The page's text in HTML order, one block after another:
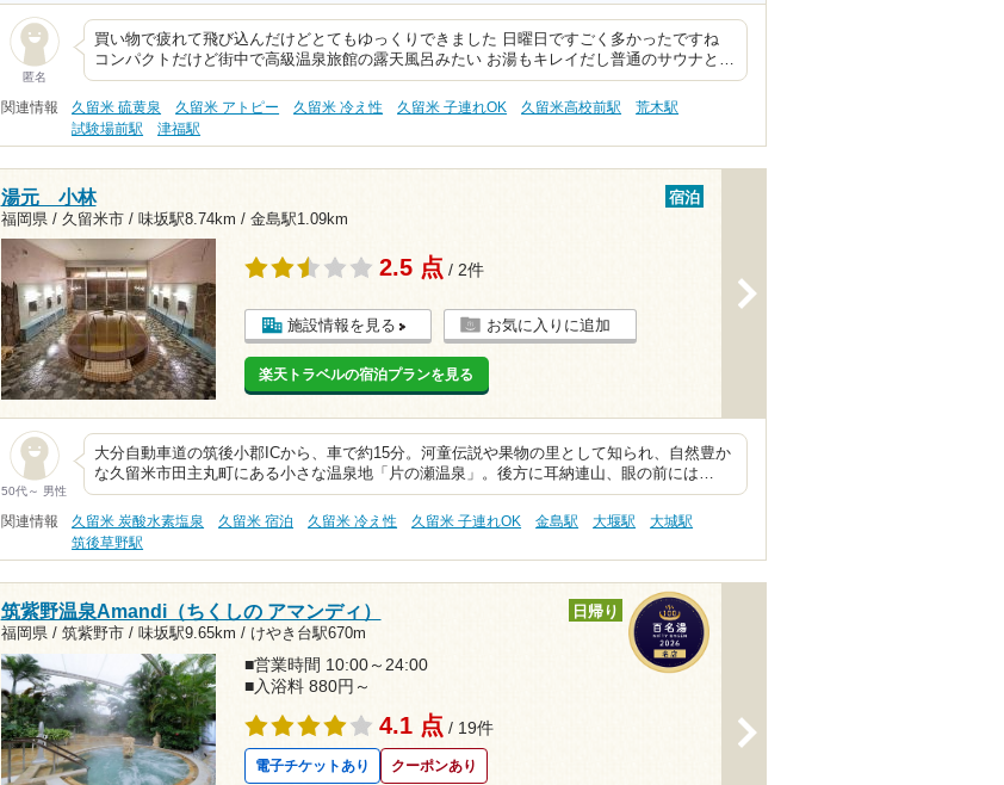
匿名
買い物で疲れて飛び込んだけどとてもゆっくりできました 日曜日ですごく多かったですね
コンパクトだけど街中で高級温泉旅館の露天風呂みたい お湯もキレイだし普通のサウナと…
関連情報 久留米 硫黄泉 久留米 アトピー 久留米 冷え性 久留米 子連れOK 久留米高校前駅
荒木駅
試験場前駅
津福駅
湯元 小林
福岡県 / 久留米市 / 味坂駅8.74km / 金島駅1.09km
宿泊
2.5 点 / 2件
施設情報を見る お気に入りに追加
楽天トラベルの宿泊プランを見る
50代～ 男性
大分自動車道の筑後小郡ICから、車で約15分。河童伝説や果物の里として知られ、自然豊か
な久留米市田主丸町にある小さな温泉地「片の瀬温泉」。後方に耳納連山、眼の前には…
関連情報 久留米 炭酸水素塩泉 久留米 宿泊 久留米 冷え性 久留米 子連れOK 金島駅 大堰駅
大城駅
筑後草野駅
筑紫野温泉Amandi（ちくしの アマンディ）
福岡県 / 筑紫野市 / 味坂駅9.65km / けやき台駅670m
日帰り
■営業時間 10:00～24:00
■入浴料 880円～
4.1 点 / 19件
電子チケットあり クーポンあり